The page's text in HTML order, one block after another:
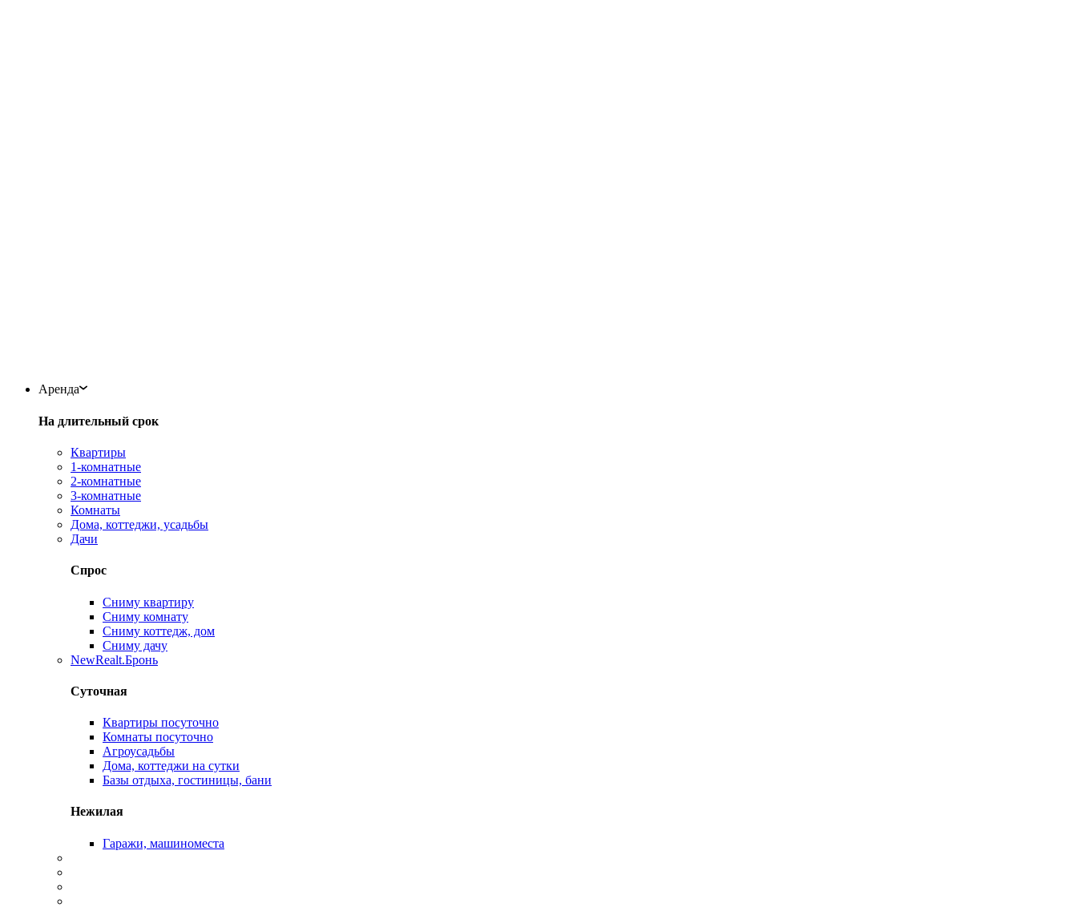
Аренда
На длительный срок
Квартиры
1-комнатные
2-комнатные
3-комнатные
Комнаты
Дома, коттеджи, усадьбы
Дачи
Спрос
Сниму квартиру
Сниму комнату
Сниму коттедж, дом
Сниму дачу
NewRealt.Бронь
Суточная
Квартиры посуточно
Комнаты посуточно
Агроусадьбы
Дома, коттеджи на сутки
Базы отдыха, гостиницы, бани
Нежилая
Гаражи, машиноместа